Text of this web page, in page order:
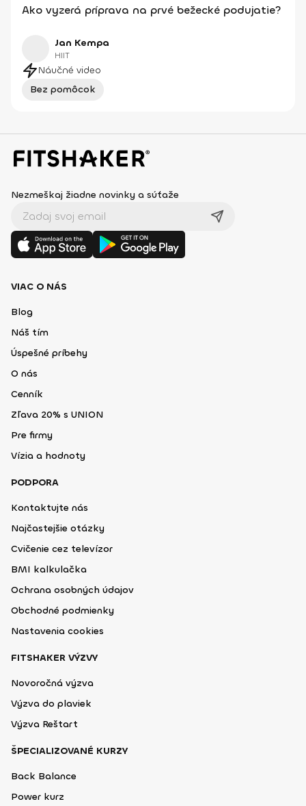
Ako vyzerá príprava na prvé bežecké podujatie?
Jan Kempa
HIIT
Náučné video
Bez pomôcok
Nezmeškaj žiadne novinky a súťaže
VIAC O NÁS
Blog
Náš tím
Úspešné príbehy
O nás
Cenník
Zľava 20% s UNION
Pre firmy
Vízia a hodnoty
PODPORA
Kontaktujte nás
Najčastejšie otázky
Cvičenie cez televízor
BMI kalkulačka
Ochrana osobných údajov
Obchodné podmienky
Nastavenia cookies
FITSHAKER VÝZVY
Novoročná výzva
Výzva do plaviek
Výzva Reštart
ŠPECIALIZOVANÉ KURZY
Back Balance
Power kurz